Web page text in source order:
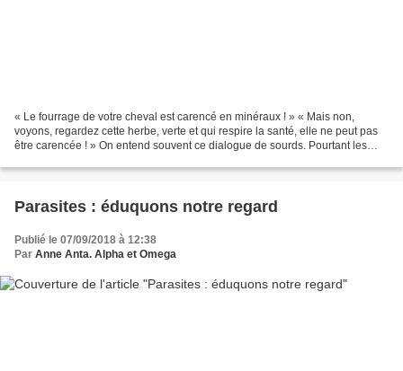
« Le fourrage de votre cheval est carencé en minéraux ! » « Mais non,
voyons, regardez cette herbe, verte et qui respire la santé, elle ne peut pas
être carencée ! » On entend souvent ce dialogue de sourds. Pourtant les
Parasites : éduquons notre regard
Publié le 07/09/2018 à 12:38
Par Anne Anta. Alpha et Omega